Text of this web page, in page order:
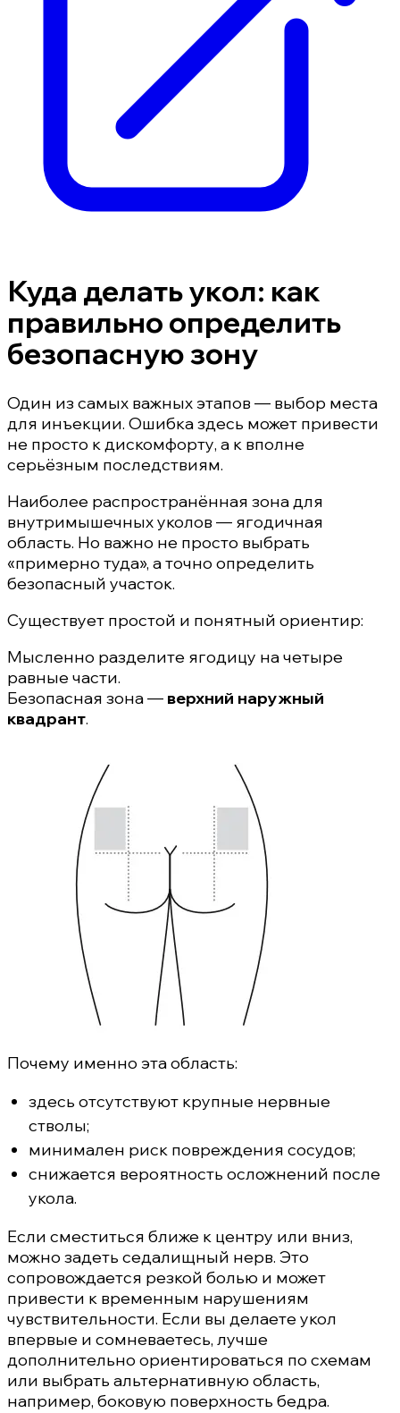
Куда делать укол: как
правильно определить
безопасную зону
Один из самых важных этапов — выбор места
для инъекции. Ошибка здесь может привести
не просто к дискомфорту, а к вполне
серьёзным последствиям.
Наиболее распространённая зона для
внутримышечных уколов — ягодичная
область. Но важно не просто выбрать
«примерно туда», а точно определить
безопасный участок.
Существует простой и понятный ориентир:
Мысленно разделите ягодицу на четыре
равные части.
Безопасная зона — верхний наружный
квадрант.
Почему именно эта область:
здесь отсутствуют крупные нервные
стволы;
минимален риск повреждения сосудов;
снижается вероятность осложнений после
укола.
Если сместиться ближе к центру или вниз,
можно задеть седалищный нерв. Это
сопровождается резкой болью и может
привести к временным нарушениям
чувствительности. Если вы делаете укол
впервые и сомневаетесь, лучше
дополнительно ориентироваться по схемам
или выбрать альтернативную область,
например, боковую поверхность бедра.